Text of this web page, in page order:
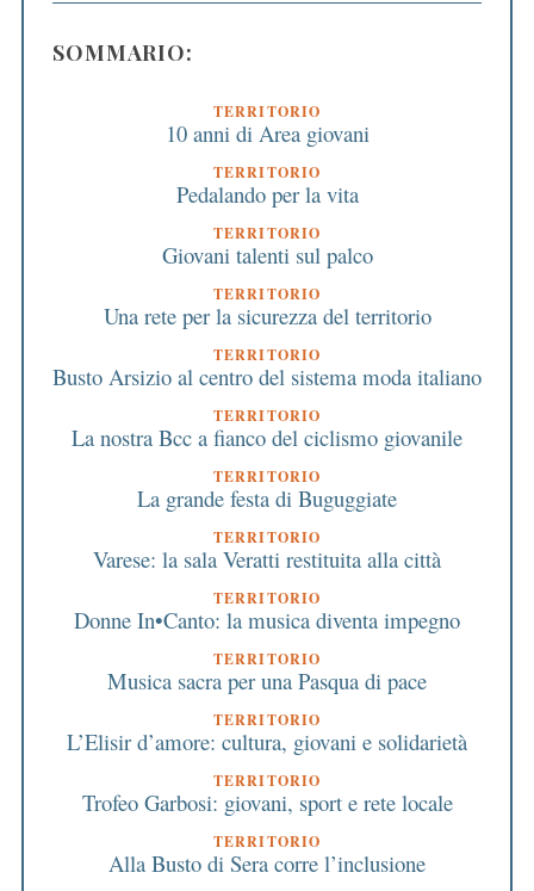
SOMMARIO:
TERRITORIO
10 anni di Area giovani
TERRITORIO
Pedalando per la vita
TERRITORIO
Giovani talenti sul palco
TERRITORIO
Una rete per la sicurezza del territorio
TERRITORIO
Busto Arsizio al centro del sistema moda italiano
TERRITORIO
La nostra Bcc a fianco del ciclismo giovanile
TERRITORIO
La grande festa di Buguggiate
TERRITORIO
Varese: la sala Veratti restituita alla città
TERRITORIO
Donne In•Canto: la musica diventa impegno
TERRITORIO
Musica sacra per una Pasqua di pace
TERRITORIO
L’Elisir d’amore: cultura, giovani e solidarietà
TERRITORIO
Trofeo Garbosi: giovani, sport e rete locale
TERRITORIO
Alla Busto di Sera corre l’inclusione